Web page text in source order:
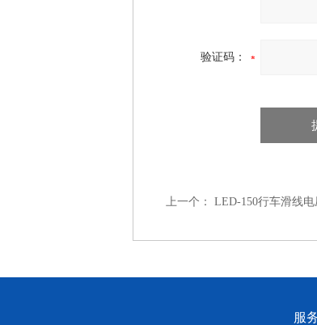
验证码：
上一个： LED-150行车滑线
服